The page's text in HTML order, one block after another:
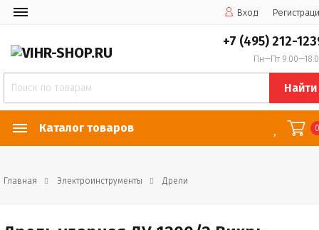
Вход
+7 (495) 212-
Пн—Пт
Найти
Каталог товаров
Главная Электроинструменты Дрели